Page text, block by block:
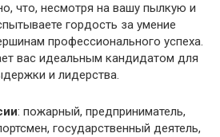
что, несмотря на вашу пылкую и
гордость за умение
профессионального успеха.
вас идеальным кандидатом для
и лидерства.
: пожарный, предприниматель,
государственный деятель,